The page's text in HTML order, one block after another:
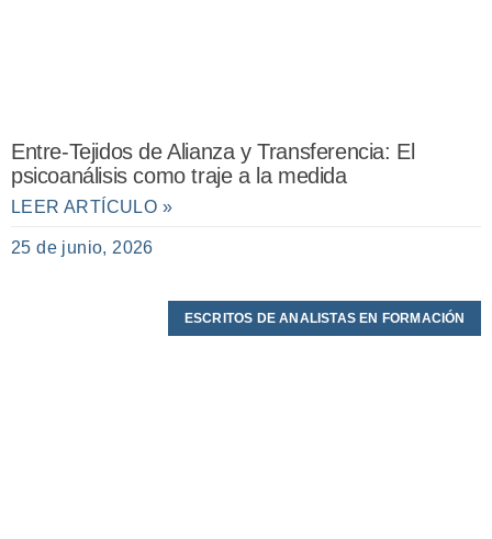
Entre-Tejidos de Alianza y Transferencia: El
psicoanálisis como traje a la medida
LEER ARTÍCULO »
25 de junio, 2026
ESCRITOS DE ANALISTAS EN FORMACIÓN